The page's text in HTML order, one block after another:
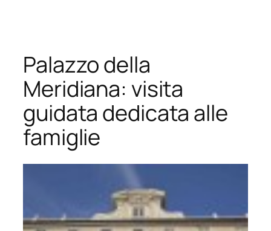
contenuto
Palazzo della
Meridiana: visita
guidata dedicata alle
famiglie